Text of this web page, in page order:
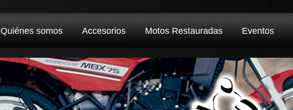
Quiénes somos Accesorios Motos Restauradas Eventos